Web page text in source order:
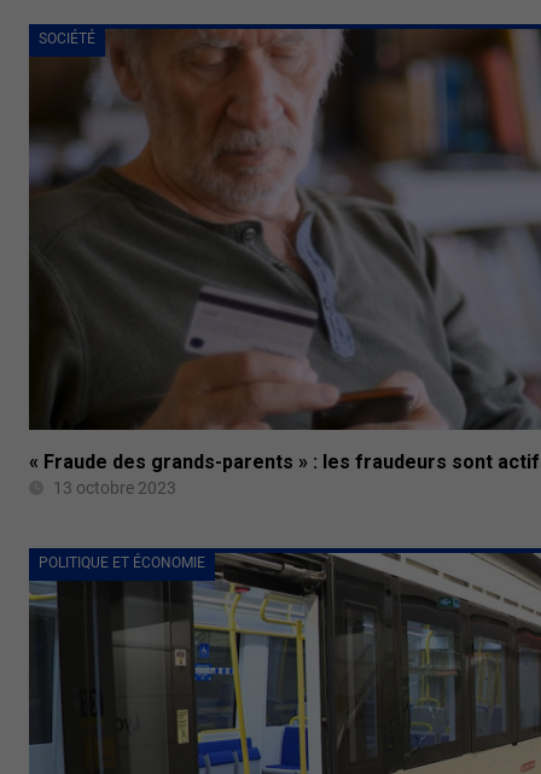
SOCIÉTÉ
« Fraude des grands-parents » : les fraudeurs sont
13 octobre 2023
POLITIQUE ET ÉCONOMIE